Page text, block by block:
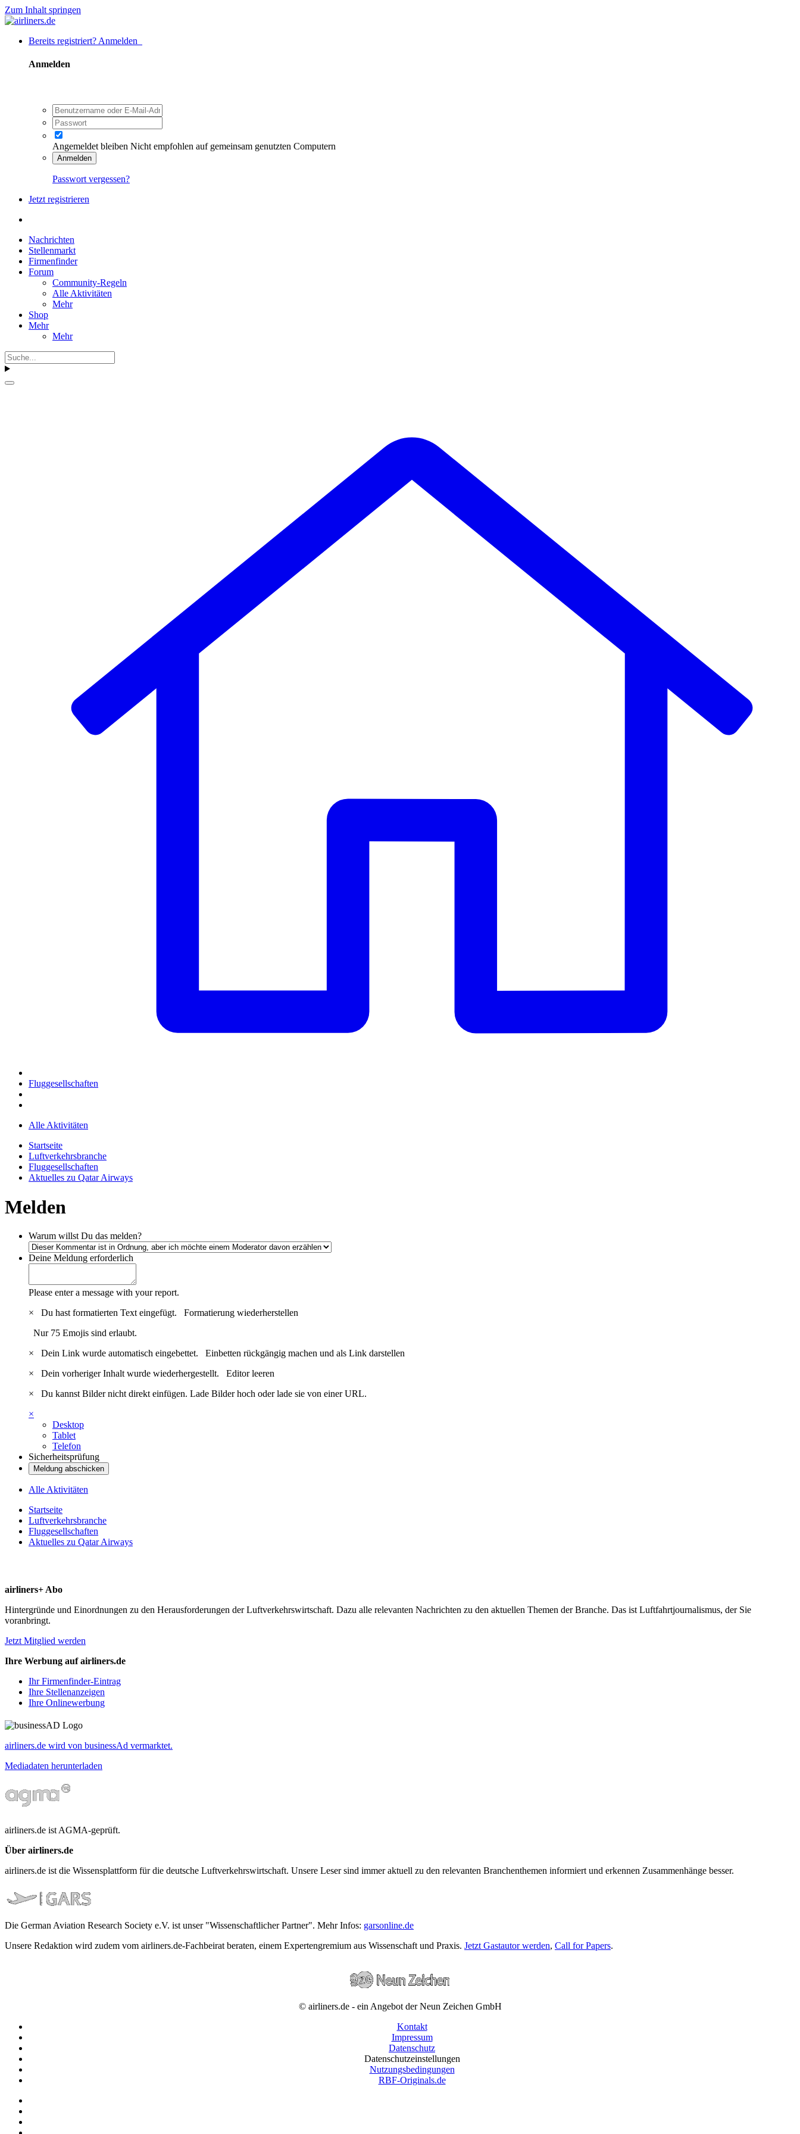
Zum Inhalt springen
Bereits registriert? Anmelden
Anmelden
Angemeldet bleiben Nicht empfohlen auf gemeinsam genutzten Computern
Anmelden
Passwort vergessen?
Jetzt registrieren
Nachrichten
Stellenmarkt
Firmenfinder
Forum
Community-Regeln
Alle Aktivitäten
Mehr
Shop
Mehr
Mehr
Fluggesellschaften
Alle Aktivitäten
Startseite
Luftverkehrsbranche
Fluggesellschaften
Aktuelles zu Qatar Airways
Melden
Warum willst Du das melden?
Deine Meldung erforderlich
Please enter a message with your report.
×
Du hast formatierten Text eingefügt. Formatierung wiederherstellen
Nur 75 Emojis sind erlaubt.
×
Dein Link wurde automatisch eingebettet. Einbetten rückgängig machen und als Link darstellen
×
Dein vorheriger Inhalt wurde wiederhergestellt. Editor leeren
×
Du kannst Bilder nicht direkt einfügen. Lade Bilder hoch oder lade sie von einer URL.
×
Desktop
Tablet
Telefon
Sicherheitsprüfung
Meldung abschicken
Alle Aktivitäten
Startseite
Luftverkehrsbranche
Fluggesellschaften
Aktuelles zu Qatar Airways
airliners+ Abo
Hintergründe und Einordnungen zu den Herausforderungen der Luftverkehrswirtschaft. Dazu alle relevanten Nachrichten zu den aktuellen Themen der Branche. Das ist Luftfahrtjournalismus, der Sie
voranbringt.
Jetzt Mitglied werden
Ihre Werbung auf airliners.de
Ihr Firmenfinder-Eintrag
Ihre Stellenanzeigen
Ihre Onlinewerbung
airliners.de wird von businessAd vermarktet.
Mediadaten herunterladen
airliners.de ist AGMA-geprüft.
Über airliners.de
airliners.de ist die Wissensplattform für die deutsche Luftverkehrswirtschaft. Unsere Leser sind immer aktuell zu den relevanten Branchenthemen informiert und erkennen Zusammenhänge besser.
Die German Aviation Research Society e.V. ist unser "Wissenschaftlicher Partner". Mehr Infos: garsonline.de
Unsere Redaktion wird zudem vom airliners.de-Fachbeirat beraten, einem Expertengremium aus Wissenschaft und Praxis. Jetzt Gastautor werden, Call for Papers.
© airliners.de - ein Angebot der Neun Zeichen GmbH
Kontakt
Impressum
Datenschutz
Datenschutzeinstellungen
Nutzungsbedingungen
RBF-Originals.de